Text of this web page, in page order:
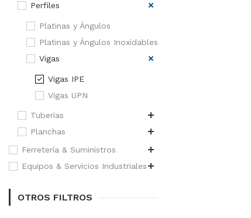
Perfiles
Platinas y Ángulos
Platinas y Ángulos Inoxidables
Vigas
Vigas IPE
Vigas UPN
Tuberías
Planchas
Ferretería & Suministros
Equipos & Servicios Industriales
OTROS FILTROS